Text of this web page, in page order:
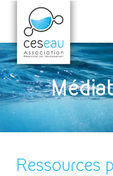
Ressources